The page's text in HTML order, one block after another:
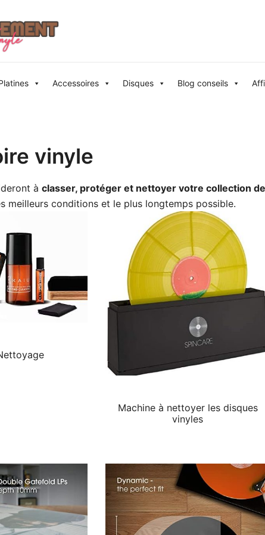
Accessoires Disques Blog conseils
vinyle
à classer, protéger et nettoyer votre collection de
meilleurs conditions et le plus longtemps possible.
Machine à nettoyer les disques
vinyles